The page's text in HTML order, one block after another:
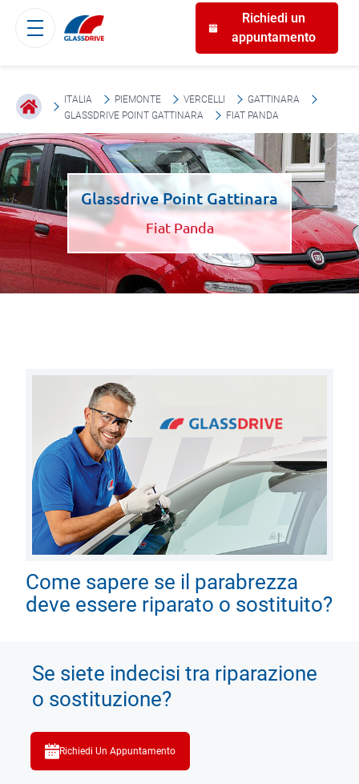
Richiedi un
appuntamento
ITALIA PIEMONTE VERCELLI
GATTINARA
GLASSDRIVE POINT GATTINARA
FIAT PANDA
Glassdrive Point Gattinara
Fiat Panda
Come sapere se il parabrezza
deve essere riparato o sostituito?
Se siete indecisi tra riparazione
o sostituzione?
Richiedi Un Appuntamento